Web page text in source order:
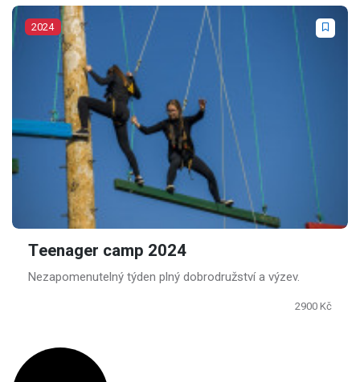
2024
Teenager camp 2024
Nezapomenutelný týden plný dobrodružství a výzev.
2900 Kč